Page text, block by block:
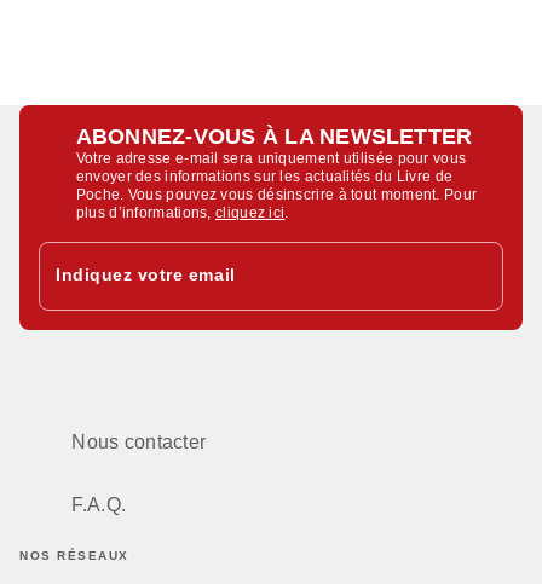
ABONNEZ-VOUS À LA NEWSLETTER
Votre adresse e-mail sera uniquement utilisée pour vous
envoyer des informations sur les actualités du Livre de
Poche. Vous pouvez vous désinscrire à tout moment. Pour
plus d’informations,cliquez ici
Indiquez votre email
Nous contacter
F.A.Q.
NOS RÉSEAUX